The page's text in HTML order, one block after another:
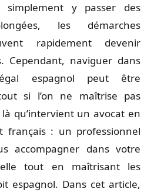
y passer des
les démarches
rapidement devenir
Cependant, naviguer dans
espagnol peut être
si l’on ne maîtrise pas
là qu’intervient un avocat en
français : un professionnel
accompagner dans votre
tout en maîtrisant les
espagnol. Dans cet article,